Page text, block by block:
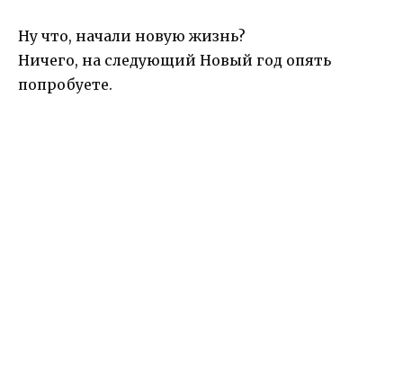
Ну что, начали новую жизнь?
Ничего, на следующий Новый год опять
попробуете.